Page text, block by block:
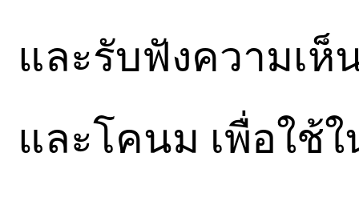
และรับฟังความเห็
และโคนม เพื่อใช้